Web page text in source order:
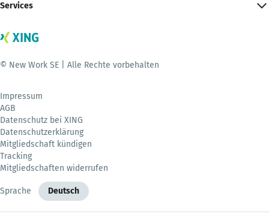
Services
© New Work SE | Alle Rechte vorbehalten
Impressum
AGB
Datenschutz bei XING
Datenschutzerklärung
Mitgliedschaft kündigen
Tracking
Mitgliedschaften widerrufen
Sprache Deutsch